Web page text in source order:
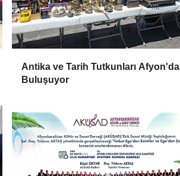
Antika ve Tarih Tutkunları Afyon'da
Buluşuyor